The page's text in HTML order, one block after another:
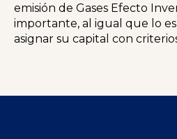
emisión de Gases Efecto
importante, al igual que lo
asignar su capital con